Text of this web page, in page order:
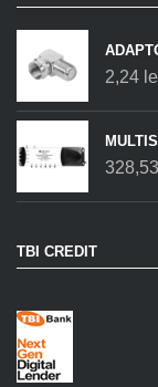
2,24
328,53
TBI CREDIT